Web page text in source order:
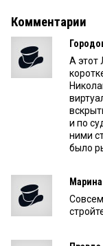
Комментарии
А этот
и по
ними
было
Марина